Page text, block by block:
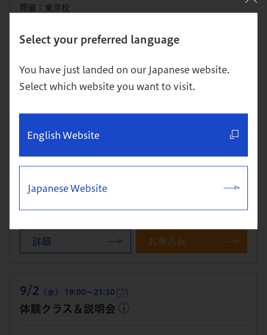
Select your preferred language
You have just landed on our Japanese website.
Select which website you want to visit.
English Website
Japanese Website
開催：東京校
で1科目から学び始めたい方向け
詳細 お申込み
8/29
体験クラス＆説明会
開催：横浜・特設キャンパス（JR横浜駅直結 JR横浜タワー
で1科目から学び始めたい方向け
詳細 お申込み
9/2 （水） 19:00～21:30
体験クラス＆説明会